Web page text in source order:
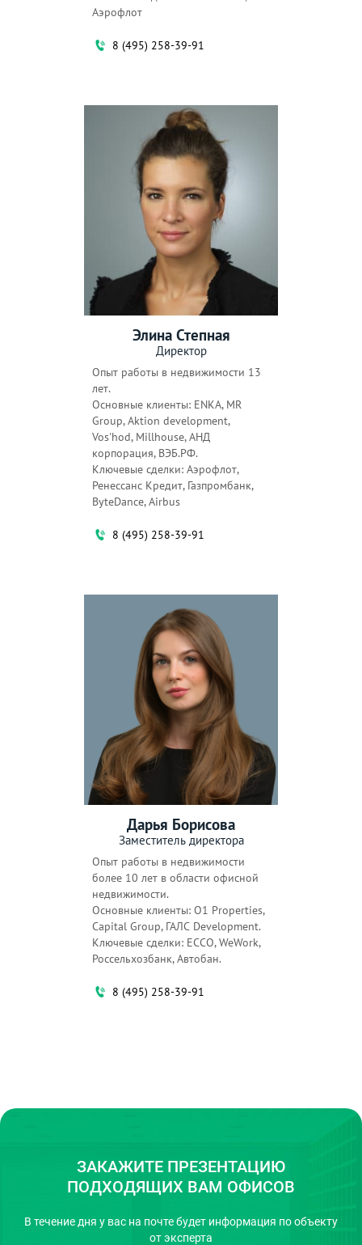
Аэрофлот
8 (495) 258-39-91
Элина Степная
Директор
Опыт работы в недвижимости 13
лет.
Основные клиенты: ENKA, МR
Group, Aktion development,
Vos'hod, Millhouse, АНД
корпорация, ВЭБ.РФ.
Ключевые сделки: Аэрофлот,
Ренессанс Кредит, Газпромбанк,
ByteDance, Airbus
8 (495) 258-39-91
Дарья Борисова
Заместитель директора
Опыт работы в недвижимости
более 10 лет в области офисной
недвижимости.
Основные клиенты: O1 Properties,
Capital Group, ГАЛС Development.
Ключевые сделки: ECCO, WeWork,
Россельхозбанк, Автобан.
8 (495) 258-39-91
ЗАКАЖИТЕ ПРЕЗЕНТАЦИЮ
ПОДХОДЯЩИХ ВАМ ОФИСОВ
В течение дня у вас на почтебудет информация по объекту
от эксперта